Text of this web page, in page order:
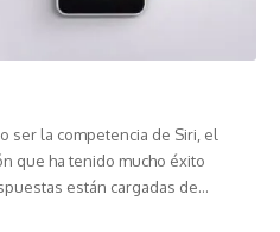
ser la competencia de Siri, el
que ha tenido mucho éxito
están cargadas de…